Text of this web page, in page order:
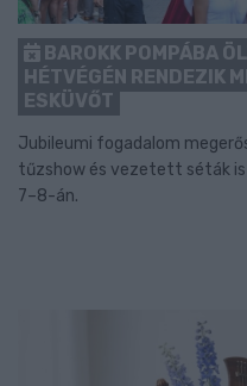
BAROKK POMPÁBA
HÉTVÉGÉN RENDEZIK
ESKÜVŐT
Jubileumi fogadalom
tűzshow és vezetett séták
7–8-án.